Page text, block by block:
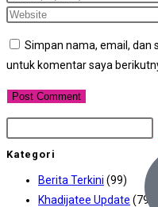
Simpan nama, email, dan
untuk komentar saya
Kategori
Berita Terkini (99)
Khadijatee Update (79)